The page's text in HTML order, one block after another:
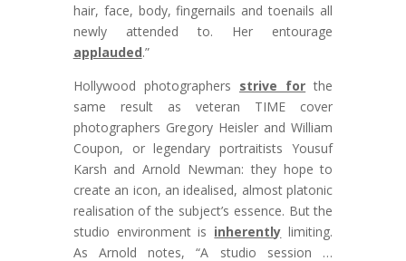
hair, face, body, fingernails and toenails all
newly attended to. Her entourage
applauded.”
Hollywood photographers strive for the
same result as veteran TIME cover
photographers Gregory Heisler and William
Coupon, or legendary portraitists Yousuf
Karsh and Arnold Newman: they hope to
create an icon, an idealised, almost platonic
realisation of the subject’s essence. But the
studio environment is inherently limiting.
As Arnold notes, “A studio session …